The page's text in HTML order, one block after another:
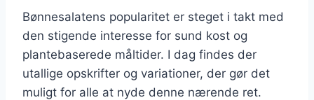
Bønnesalatens popularitet er steget i takt med
den stigende interesse for sund kost og
plantebaserede måltider. I dag findes der
utallige opskrifter og variationer, der gør det
muligt for alle at nyde denne nærende ret.